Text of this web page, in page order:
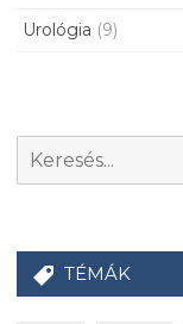
Urológia (9)
TÉMÁK